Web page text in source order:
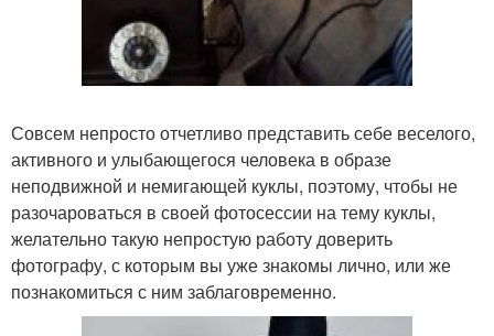
Совсем непросто отчетливо представить себе веселого,
активного и улыбающегося человека в образе
неподвижной и немигающей куклы, поэтому, чтобы не
разочароваться в своей фотосессии на тему куклы,
желательно такую непростую работу доверить
фотографу, с которым вы уже знакомы лично, или же
познакомиться с ним заблаговременно.